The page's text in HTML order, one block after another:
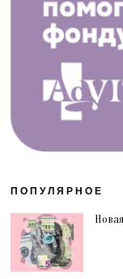
ПОПУЛЯРНОЕ